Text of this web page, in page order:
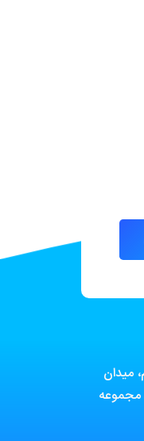
میدان
مجموعه